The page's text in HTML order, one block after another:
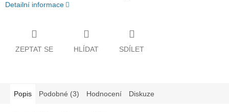
Detailní informace
ZEPTAT SE HLÍDAT SDÍLET
Popis Podobné (3) Hodnocení Diskuze